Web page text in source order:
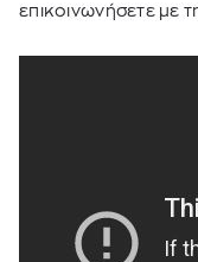
επικοινωνήσετε με